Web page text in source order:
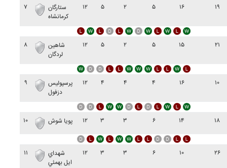
۷
ستارگان
کرمانشاه
۱۲ ۵ ۲ ۵ ۱۶ ۱۹
۸
شاهين
لردگان
۱۲ ۵ ۲ ۵ ۱۵ ۲۱
۹
پرسپوليس
دزفول
۱۲ ۴ ۴ ۴ ۱۶ ۱۰
۱۰ پويا شوش ۱۲ ۳ ۳ ۶ ۱۴ ۱۸
۱۱
شهداي
ايل بهمئي
۱۲ ۳ ۳ ۶ ۱۰ ۲۶